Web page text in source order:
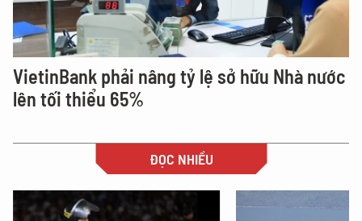
VietinBank phải nâng tỷ lệ sở hữu Nhà nước
lên tối thiểu 65%
ĐỌC NHIỀU